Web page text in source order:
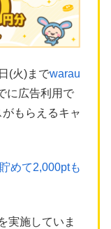
(火)までwarau
に広告利用で
もらえるキャ
めて2,000ptも
実施していま